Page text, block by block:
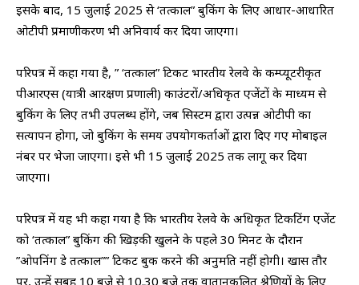
इसके बाद, 15 जुलाई 2025 से ‘तत्काल” बुकिंग के लिए आधार-आधारित
ओटीपी प्रमाणीकरण भी अनिवार्य कर दिया जाएगा।
परिपत्र में कहा गया है, ” ‘तत्काल” टिकट भारतीय रेलवे के कम्प्यूटरीकृत
पीआरएस (यात्री आरक्षण प्रणाली) काउंटरों/अधिकृत एजेंटों के माध्यम से
बुकिंग के लिए तभी उपलब्ध होंगे, जब सिस्टम द्वारा उत्पन्न ओटीपी का
सत्यापन होगा, जो बुकिंग के समय उपयोगकर्ताओं द्वारा दिए गए मोबाइल
नंबर पर भेजा जाएगा। इसे भी 15 जुलाई 2025 तक लागू कर दिया
जाएगा।
परिपत्र में यह भी कहा गया है कि भारतीय रेलवे के अधिकृत टिकटिंग एजेंट
को ‘तत्काल” बुकिंग की खिड़की खुलने के पहले 30 मिनट के दौरान
”ओपनिंग डे तत्काल”” टिकट बुक करने की अनुमति नहीं होगी। खास तौर
पर, उन्हें सुबह 10 बजे से 10.30 बजे तक वातानुकूलित श्रेणियों के लिए